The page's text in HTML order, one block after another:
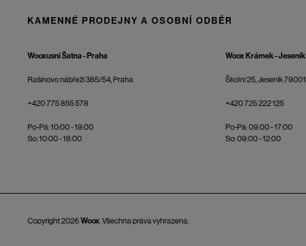
KAMENNÉ PRODEJNY A OSOBNÍ ODBĚR
Wooxusní Šatna - Praha
Rašínovo nábřeží 385/54, Praha
+420 775 855 578
Po-Pá: 10:00 - 19:00
So: 10:00 - 18:00
Woox Krámek - Jeseník
Školní 25, Jeseník 79001
+420 725 222 125
Po-Pá: 09:00 - 17:00
So: 09:00 - 12:00
Copyright 2026 Woox. Všechna práva vyhrazena.